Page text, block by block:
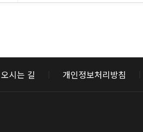
오시는 길 개인정보처리방침